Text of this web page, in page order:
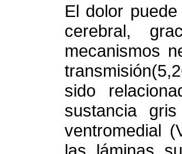
El dolor
cerebral,
mecanismos
sido
sustancia
ventromedial